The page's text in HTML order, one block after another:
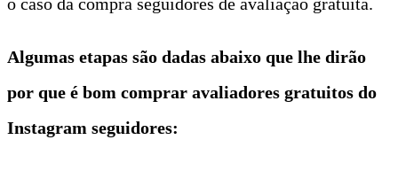
Algumas etapas são dadas abaixo que lhe dirão
por que é bom comprar avaliadores gratuitos do
Instagram seguidores: